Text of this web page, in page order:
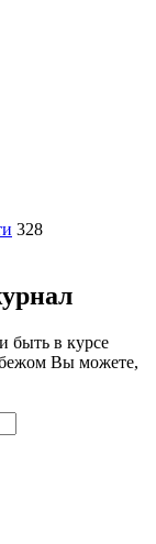
328
быть в курсе
Вы можете,